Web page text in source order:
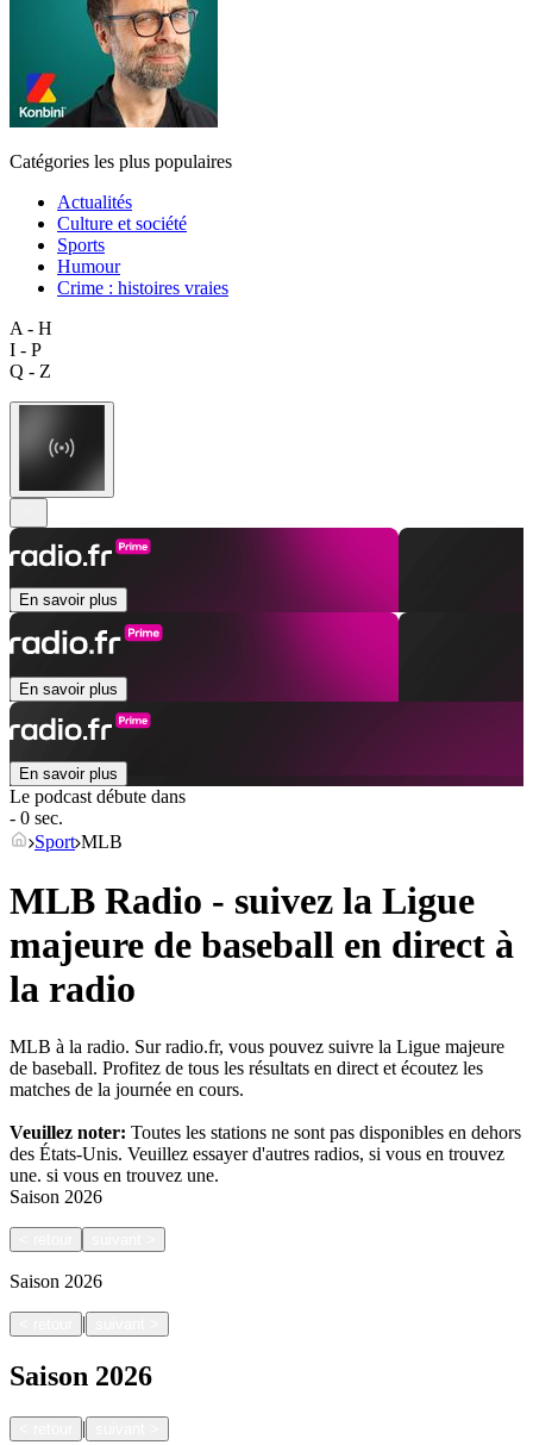
Catégories les plus populaires
Actualités
Culture et société
Sports
Humour
Crime : histoires vraies
A - H
I - P
Q - Z
En savoir plus
En savoir plus
En savoir plus
Le podcast débute dans
- 0 sec.
Sport MLB
MLB Radio - suivez la Ligue
majeure de baseball en direct à
la radio
MLB à la radio. Sur radio.fr, vous pouvez suivre la Ligue majeure
de baseball. Profitez de tous les résultats en direct et écoutez les
matches de la journée en cours.
Veuillez noter: Toutes les stations ne sont pas disponibles en dehors
des États-Unis. Veuillez essayer d'autres radios, si vous en trouvez
une. si vous en trouvez une.
Saison 2026
Saison 2026
|
Saison 2026
|